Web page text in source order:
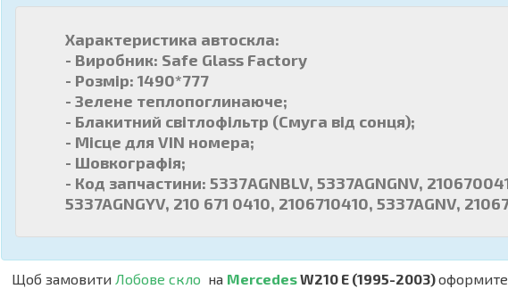
Характеристика автоскла:
- Виробник: Safe Glass Factory
- Розмір: 1490*777
- Зелене теплопоглинаюче;
- Блакитний світлофільтр (Смуга від сонця);
- Місце для VIN номера;
- Шовкографія;
- Код запчастини: 5337AGNBLV, 5337AGNGNV,
5337AGNGYV, 210 671 0410, 2106710410, 5337AGNV,
Щоб замовити Лобове скло на MercedesW210 E (1995-2003)оформите